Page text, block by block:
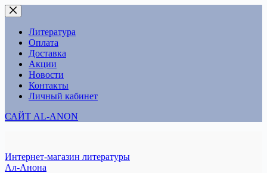
Перейти
к
сути
Литература
Оплата
Доставка
Акции
Новости
Контакты
Личный кабинет
САЙТ AL-ANON
Интернет-магазин литературы
Ал-Анона